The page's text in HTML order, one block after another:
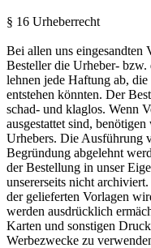
§ 16 Urheberrecht
Bei allen uns eingesandten
Besteller die Urheber-
lehnen jede Haftung ab,
entstehen könnten. Der
schad- und klaglos. Wenn
ausgestattet sind,
Urhebers. Die Ausführung
Begründung abgelehnt
der Bestellung in unser
unsererseits nicht
der gelieferten Vorlagen
werden ausdrücklich
Karten und sonstigen
Werbezwecke zu